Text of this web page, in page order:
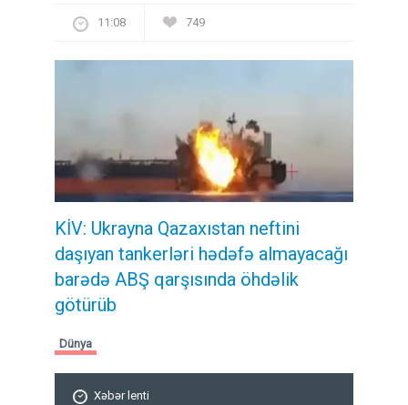
11:08 749
KİV: Ukrayna Qazaxıstan neftini
daşıyan tankerləri hədəfə almayacağı
barədə ABŞ qarşısında öhdəlik
götürüb
Dünya
Xəbər lenti